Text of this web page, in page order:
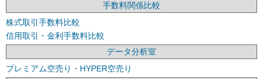
手数料関係比較
株式取引手数料比較
信用取引・金利手数料比較
データ分析室
プレミアム空売り・HYPER空売り